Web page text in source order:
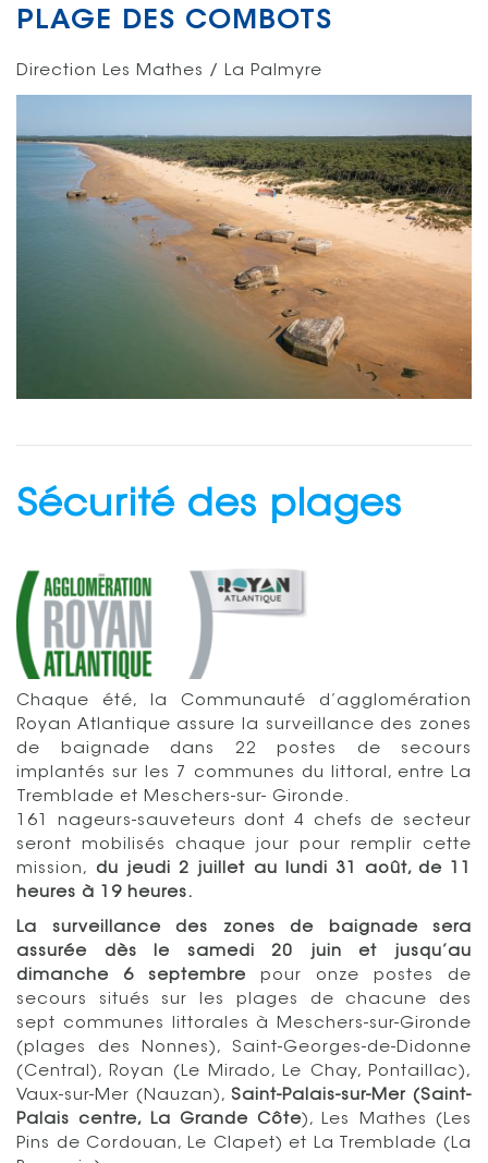
PLAGE DES COMBOTS
Direction Les Mathes / La Palmyre
Sécurité des plages
Chaque été, la Communauté d’agglomération
Royan Atlantique assure la surveillance des zones
de baignade dans 22 postes de secours
implantés sur les 7 communes du littoral, entre La
Tremblade et Meschers-sur- Gironde.
161 nageurs-sauveteurs dont 4 chefs de secteur
seront mobilisés chaque jour pour remplir cette
mission,
du jeudi 2 juillet au lundi 31 août, de 11
heures à 19 heures.
La surveillance des zones de baignade sera
assurée dès le samedi 20 juin et jusqu’au
dimanche 6 septembre pour onze postes de
secours situés sur les plages de chacune
des
sept communes littorales à Meschers-sur-Gironde
(plages des Nonnes), Saint-Georges-de-Didonne
(Central), Royan (Le Mirado, Le Chay, Pontaillac),
Vaux-sur-Mer (Nauzan), Saint-Palais-sur-Mer (Saint-
Palais centre, La Grande Côte), Les Mathes (Les
Pins de Cordouan, Le Clapet) et La Tremblade (La